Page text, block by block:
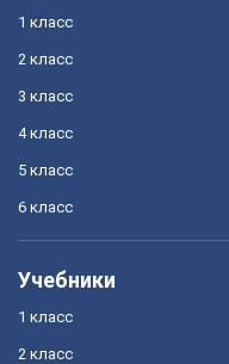
1 класс
2 класс
3 класс
4 класс
5 класс
6 класс
Учебники
1 класс
2 класс